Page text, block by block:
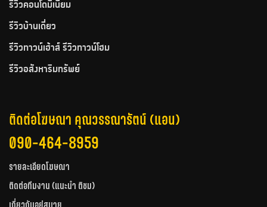
รีวิวคอนโดมิเนียม
รีวิวบ้านเดี่ยว
รีวิวทาวน์เฮ้าส์ รีวิวทาวน์โฮม
รีวิวอสังหาริมทรัพย์
ติดต่อโฆษณา คุณวรรณารัตน์ (แอน)
090-464-8959
รายละเอียดโฆษณา
ติดต่อทีมงาน (แนะนำ ติชม)